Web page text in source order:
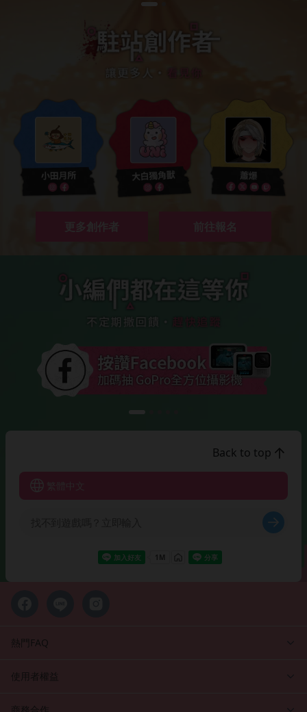
更多創作者 前往報名
Back to top
熱門FAQ
使用者權益
商務合作